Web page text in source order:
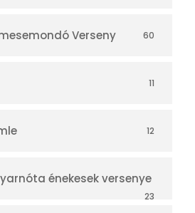
Verseny 60
11
12
énekesek versenye
23